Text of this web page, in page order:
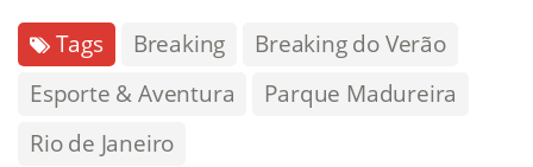
Tags Breaking
Breaking do Verão
Esporte & Aventura
Parque Madureira
Rio de Janeiro